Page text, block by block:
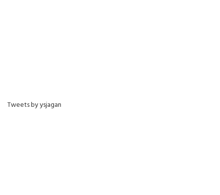
Tweets by ysjagan